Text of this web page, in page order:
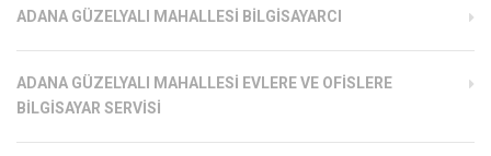
ADANA GÜZELYALI MAHALLESI BILGISAYARCI
ADANA GÜZELYALI MAHALLESI EVLERE VE OFISLERE
BILGISAYAR SERVISI